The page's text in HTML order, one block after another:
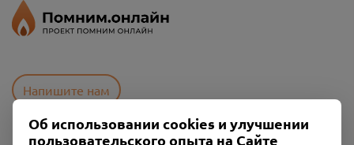
Напишите нам
Об использовании cookies и улучшении
пользовательского опыта на Сайте